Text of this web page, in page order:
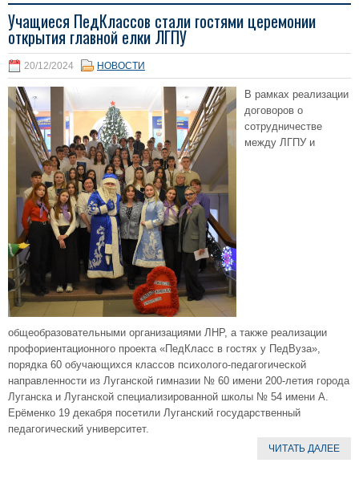
Учащиеся ПедКлассов стали гостями церемонии
открытия главной елки ЛГПУ
20/12/2024 НОВОСТИ
В рамках реализации
договоров о
сотрудничестве
между ЛГПУ и
общеобразовательными организациями ЛНР, а также реализации
профориентационного проекта «ПедКласс в гостях у ПедВуза»,
порядка 60 обучающихся классов психолого-педагогической
направленности из Луганской гимназии № 60 имени 200-летия города
Луганска и Луганской специализированной школы № 54 имени А.
Ерёменко 19 декабря посетили Луганский государственный
педагогический университет.
ЧИТАТЬ ДАЛЕЕ